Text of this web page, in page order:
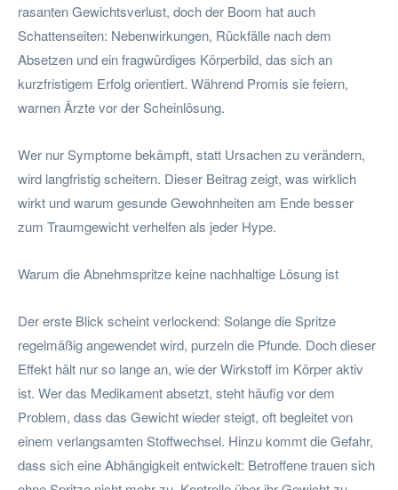
rasanten Gewichtsverlust, doch der Boom hat auch
Schattenseiten: Nebenwirkungen, Rückfälle nach dem
Absetzen und ein fragwürdiges Körperbild, das sich an
kurzfristigem Erfolg orientiert. Während Promis sie feiern,
warnen Ärzte vor der Scheinlösung.
Wer nur Symptome bekämpft, statt Ursachen zu verändern,
wird langfristig scheitern. Dieser Beitrag zeigt, was wirklich
wirkt und warum gesunde Gewohnheiten am Ende besser
zum Traumgewicht verhelfen als jeder Hype.
Warum die Abnehmspritze keine nachhaltige Lösung ist
Der erste Blick scheint verlockend: Solange die Spritze
regelmäßig angewendet wird, purzeln die Pfunde. Doch dieser
Effekt hält nur so lange an, wie der Wirkstoff im Körper aktiv
ist. Wer das Medikament absetzt, steht häufig vor dem
Problem, dass das Gewicht wieder steigt, oft begleitet von
einem verlangsamten Stoffwechsel. Hinzu kommt die Gefahr,
dass sich eine Abhängigkeit entwickelt: Betroffene trauen sich